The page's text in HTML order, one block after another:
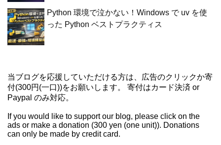
Python 環境で泣かない！Windows で uv を使
った Python ベストプラクティス
当ブログを応援していただける方は、広告のクリックか寄
付(300円(一口))をお願いします。 寄付はカード決済 or
Paypal のみ対応。
If you would like to support our blog, please click on the
ads or make a donation (300 yen (one unit)). Donations
can only be made by credit card.